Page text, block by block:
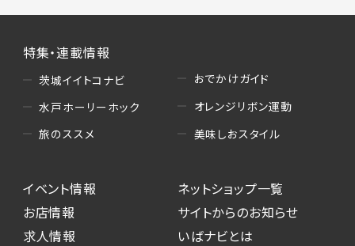
特集・連載情報
茨城イイトコナビ
水戸ホーリーホック
旅のススメ
おでかけガイド
オレンジリボン運動
美味しおスタイル
イベント情報
お店情報
求人情報
ネットショップ一覧
サイトからのお知らせ
いばナビとは